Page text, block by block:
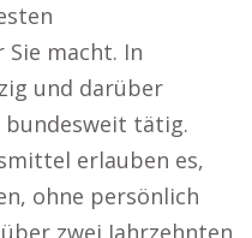
macht. In
und darüber
bundesweit tätig.
erlauben es,
ohne persönlich
zwei Jahrzehnten